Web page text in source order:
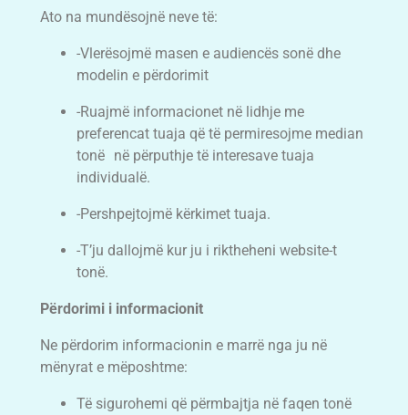
Ato na mundësojnë neve të:
-Vlerësojmë masen e audiencës sonë dhe
modelin e përdorimit
-Ruajmë informacionet në lidhje me
preferencat tuaja që të permiresojme median
tonë në përputhje të interesave tuaja
individualë.
-Pershpejtojmë kërkimet tuaja.
-T’ju dallojmë kur ju i riktheheni website-t
tonë.
Përdorimi i informacionit
Ne përdorim informacionin e marrë nga ju në
mënyrat e mëposhtme:
Të sigurohemi që përmbajtja në faqen tonë